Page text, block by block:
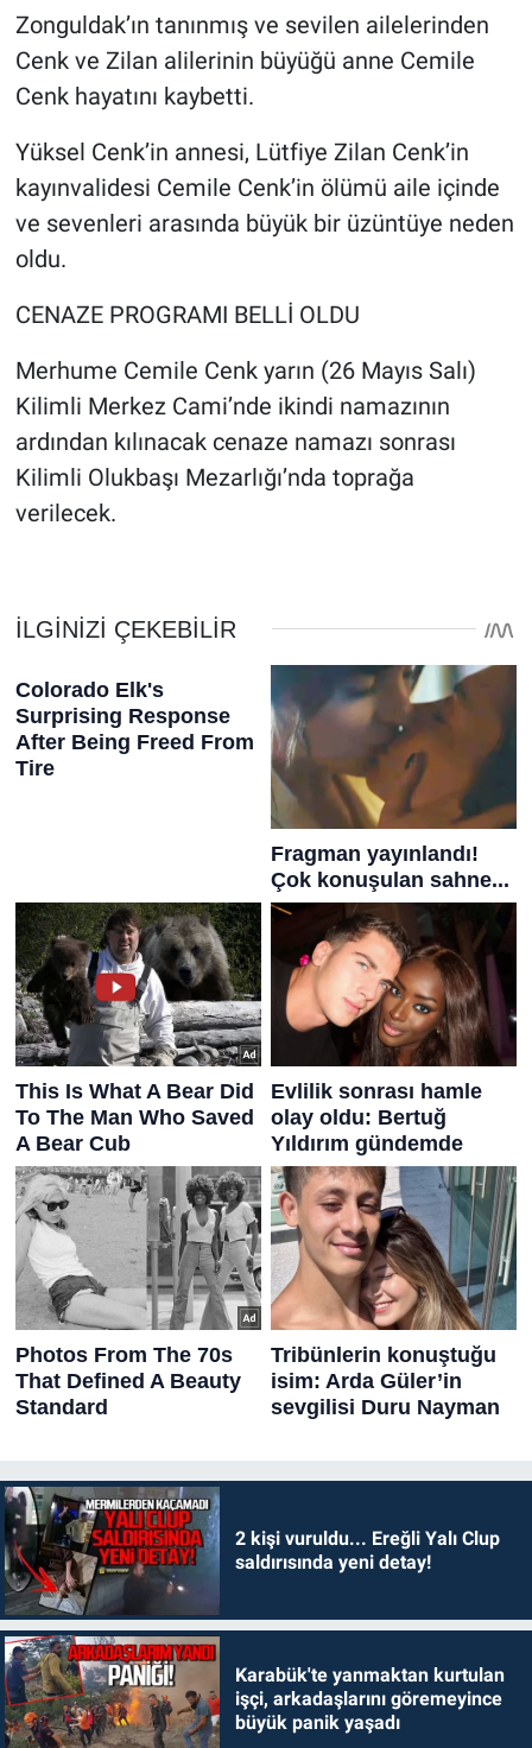
Zonguldak’ın tanınmış ve sevilen ailelerinden
Cenk ve Zilan alilerinin büyüğü anne Cemile
Cenk hayatını kaybetti.
Yüksel Cenk’in annesi, Lütfiye Zilan Cenk’in
kayınvalidesi Cemile Cenk’in ölümü aile içinde
ve sevenleri arasında büyük bir üzüntüye neden
oldu.
CENAZE PROGRAMI BELLİ OLDU
Merhume Cemile Cenk yarın (26 Mayıs Salı)
Kilimli Merkez Cami’nde ikindi namazının
ardından kılınacak cenaze namazı sonrası
Kilimli Olukbaşı Mezarlığı’nda toprağa
verilecek.
2 kişi vuruldu... Ereğli Yalı Clup
saldırısında yeni detay!
Karabük'te yanmaktan kurtulan
işçi, arkadaşlarını göremeyince
büyük panik yaşadı